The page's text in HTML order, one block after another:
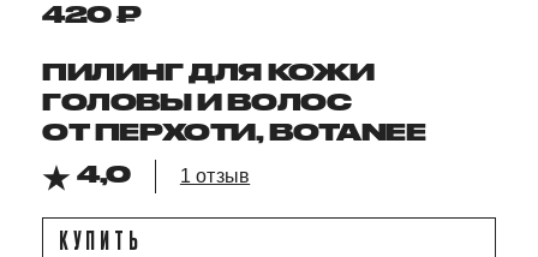
420 ₽
ПИЛИНГ ДЛЯ КОЖИ
ГОЛОВЫ И ВОЛОС
ОТ ПЕРХОТИ, BOTANEE
4,0
1 отзыв
КУПИТЬ